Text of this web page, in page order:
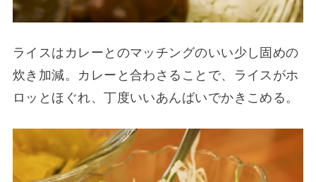
ライスはカレーとのマッチングのいい少し固めの
炊き加減。カレーと合わさることで、ライスがホ
ロッとほぐれ、丁度いいあんばいでかきこめる。